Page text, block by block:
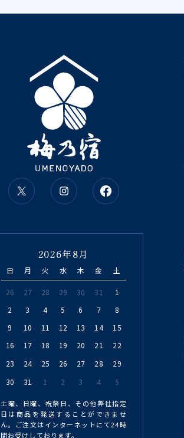
2026年8月
日 月 火 水 木 金 土
26 27 28 29 30 31
1
2
3 4 5 6 7
8
9
10 11 12 13 14
15
16
17 18 19 20 21
22
23
24 25 26 27 28
29
30
31 1 2 3 4 5
土曜、日曜、祝祭日、その他弊社指定
日は商品を発送することができませ
ん。ご注文はインターネットにて24時
間お受けしております。